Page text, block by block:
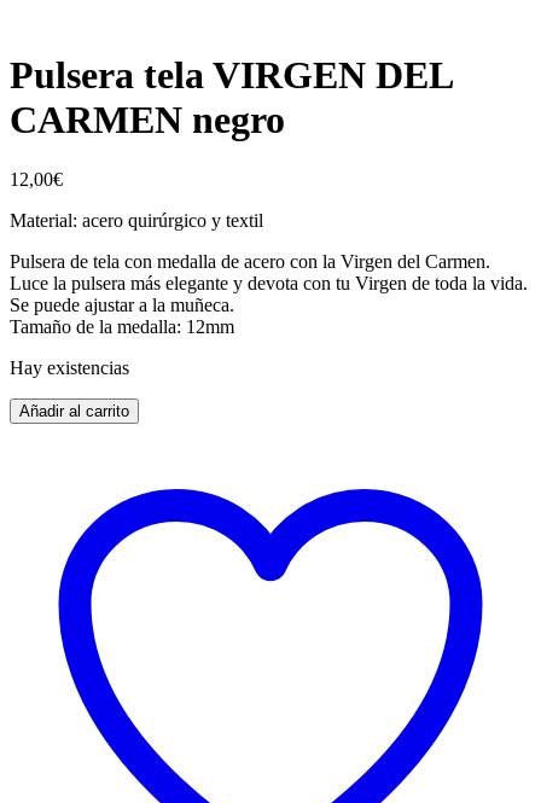
Pulsera tela VIRGEN DEL
CARMEN negro
12,00€
Material: acero quirúrgico y textil
Pulsera de tela con medalla de acero con la Virgen del Carmen.
Luce la pulsera más elegante y devota con tu Virgen de toda la vida.
Se puede ajustar a la muñeca.
Tamaño de la medalla: 12mm
Hay existencias
Añadir al carrito